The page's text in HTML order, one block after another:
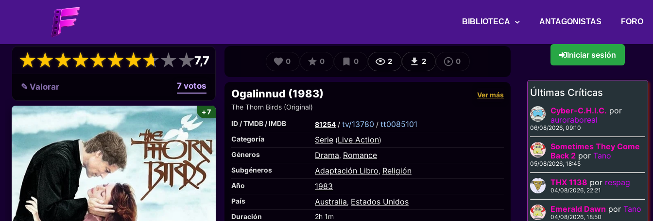
BIBLIOTECA ANTAGONISTAS FORO
★
★★
★★
★★
★★
★★
★★
★★
★★
★★
★7,7
✎ Valorar 7 votos
+7
0 0 0 2 2 0
Ogalinnud (1983)
Ver más
The Thorn Birds (Original)
ID / TMDB / IMDB
81254 / tv/13780 / tt0085101
Categoría Serie (Live Action)
Géneros
Drama, Romance
Subgéneros Adaptación Libro, Religión
Año 1983
País Australia, Estados Unidos
Duración
2h 1m
Iniciar sesión
Últimas Críticas
Cyber-C.H.I.C. por
auroraboreal
06/08/2026, 09:10
Sometimes They Come
Back 2 porTano
05/08/2026, 18:45
THX 1138 por respag
04/08/2026, 22:21
Emerald Dawn porTano
04/08/2026, 18:50